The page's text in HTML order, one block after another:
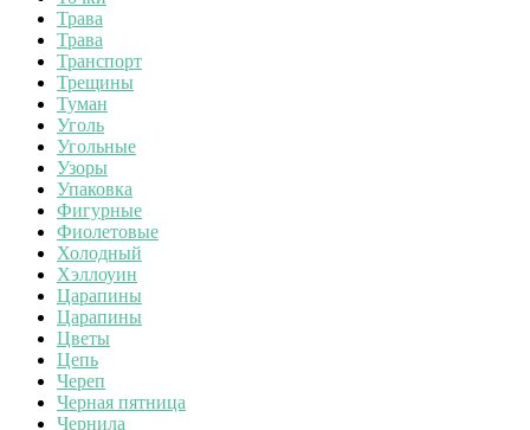
Трава
Трава
Транспорт
Трещины
Туман
Уголь
Угольные
Узоры
Упаковка
Фигурные
Фиолетовые
Холодный
Хэллоуин
Царапины
Царапины
Цветы
Цепь
Череп
Черная пятница
Чернила